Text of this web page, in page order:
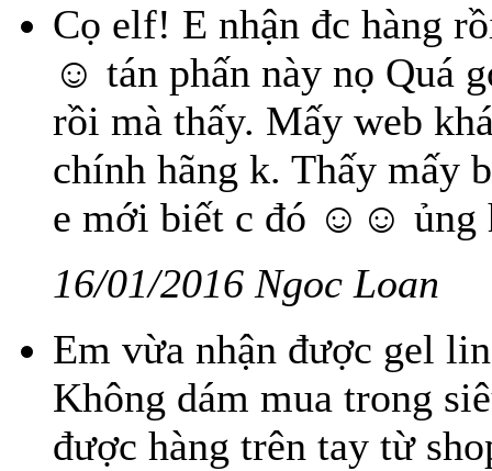
Cọ elf! E nhận đc hàng
☺ tán phấn này nọ Quá
rồi mà thấy. Mấy web
chính hãng k. Thấy mấy
e mới biết c đó ☺☺ ủng
16/01/2016 Ngoc Loan
Em vừa nhận được gel
Không dám mua trong
được hàng trên tay từ